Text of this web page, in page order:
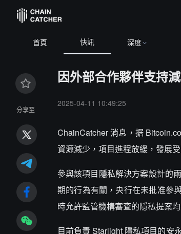
首頁 快訊 深度
分享至
因外部合作夥伴支持
2025-04-11 10:49:25
ChainCatcher 消息，据
資源減少，項目進程放緩，發展受
參與該項目隱私解決方案設計的
期的行為有關，央行在未批准參
時允許監管機構審查的隱私提案
目前負責 Starlight 隱私項目的安